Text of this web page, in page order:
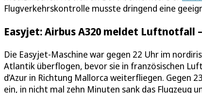
Flugverkehrskontrolle musste dringend eine
Easyjet: Airbus A320 meldet
Die Easyjet-Maschine war gegen 22 Uhr im
Atlantik überflogen, bevor sie in französischen
d’Azur in Richtung Mallorca weiterfliegen. Gegen
ein, in nicht mal zehn Minuten sank das Flugzeug